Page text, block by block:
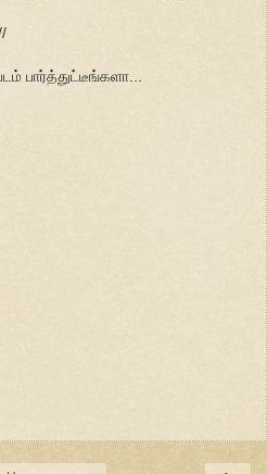
பார்த்துட்டீங்களா...